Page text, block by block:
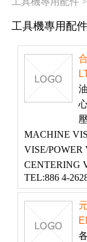
工具機專用配件
MACHINE
VISE/POWER
CENTERING
TEL:886 4-